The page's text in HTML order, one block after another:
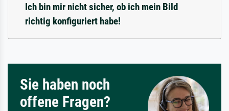
Ich bin mir nicht sicher, ob ich mein Bild
richtig konfiguriert habe!
Sie haben noch
offene Fragen?